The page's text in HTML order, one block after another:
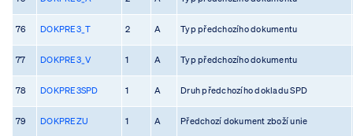
76 DOKPRE3_T 2 A Typ předchozího dokumentu
77 DOKPRE3_V 1 A Typ předchozího dokumentu
78 DOKPRE3SPD 1 A Druh předchozího dokladu SPD
79 DOKPREZU 1 A Předchozí dokument zboží unie